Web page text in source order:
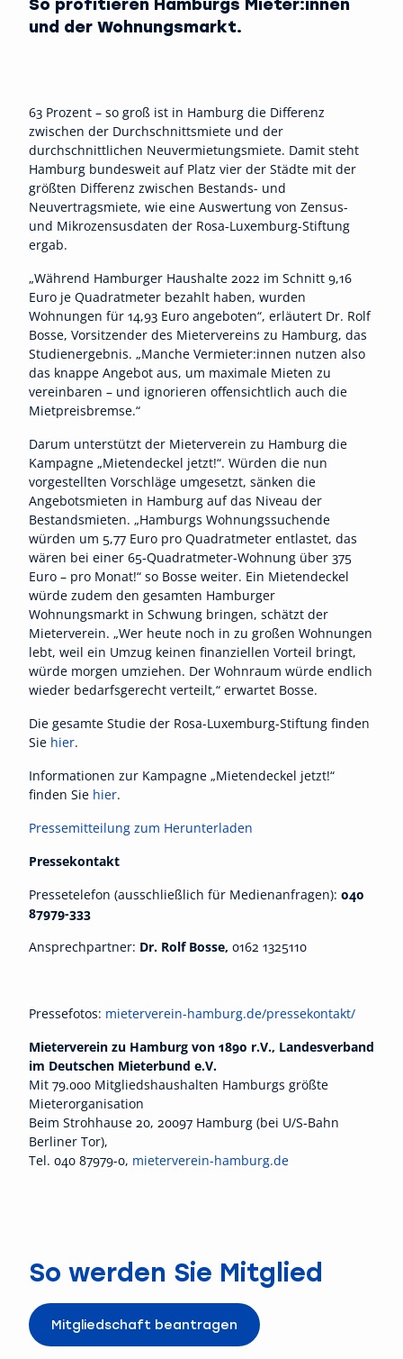
und der Wohnungsmarkt.
63 Prozent – so groß ist in Hamburg die Differenz
zwischen der Durchschnittsmiete und der
durchschnittlichen Neuvermietungsmiete. Damit steht
Hamburg bundesweit auf Platz vier der Städte mit der
größten Differenz zwischen Bestands- und
Neuvertragsmiete, wie eine Auswertung von Zensus-
und Mikrozensusdaten der Rosa-Luxemburg-Stiftung
ergab.
„Während Hamburger Haushalte 2022 im Schnitt 9,16
Euro je Quadratmeter bezahlt haben, wurden
Wohnungen für 14,93 Euro angeboten“, erläutert Dr. Rolf
Bosse, Vorsitzender des Mietervereins zu Hamburg, das
Studienergebnis. „Manche Vermieter:innen nutzen also
das knappe Angebot aus, um maximale Mieten zu
vereinbaren – und ignorieren offensichtlich auch die
Mietpreisbremse.“
Darum unterstützt der Mieterverein zu Hamburg die
Kampagne „Mietendeckel jetzt!“. Würden die nun
vorgestellten Vorschläge umgesetzt, sänken die
Angebotsmieten in Hamburg auf das Niveau der
Bestandsmieten. „Hamburgs Wohnungssuchende
würden um 5,77 Euro pro Quadratmeter entlastet, das
wären bei einer 65-Quadratmeter-Wohnung über 375
Euro – pro Monat!“ so Bosse weiter. Ein Mietendeckel
würde zudem den gesamten Hamburger
Wohnungsmarkt in Schwung bringen, schätzt der
Mieterverein. „Wer heute noch in zu großen Wohnungen
lebt, weil ein Umzug keinen finanziellen Vorteil bringt,
würde morgen umziehen. Der Wohnraum würde endlich
wieder bedarfsgerecht verteilt,“ erwartet Bosse.
Die gesamte Studie der Rosa-Luxemburg-Stiftung finden
Sie hier.
Informationen zur Kampagne „Mietendeckel jetzt!“
finden Sie hier.
Pressemitteilung zum Herunterladen
Pressekontakt
Pressetelefon (ausschließlich für Medienanfragen): 040
87979-333
Ansprechpartner: Dr. Rolf Bosse, 0162 1325110
Pressefotos: mieterverein-hamburg.de/pressekontakt/
Mieterverein zu Hamburg von 1890 r.V., Landesverband
im Deutschen Mieterbund e.V.
Mit 79.000 Mitgliedshaushalten Hamburgs größte
Mieterorganisation
Beim Strohhause 20, 20097 Hamburg (bei U/S-Bahn
Berliner Tor),
Tel. 040 87979-0, mieterverein-hamburg.de
So werden Sie Mitglied
Mitgliedschaft beantragen